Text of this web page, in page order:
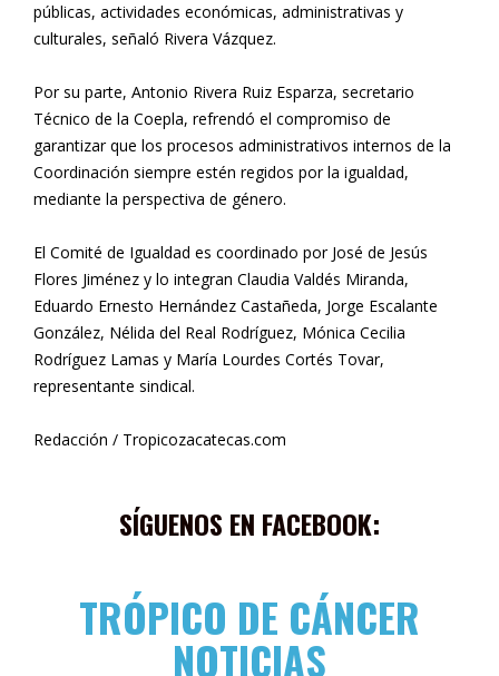
públicas, actividades económicas, administrativas y
culturales, señaló Rivera Vázquez.
Por su parte, Antonio Rivera Ruiz Esparza, secretario
Técnico de la Coepla, refrendó el compromiso de
garantizar que los procesos administrativos internos de la
Coordinación siempre estén regidos por la igualdad,
mediante la perspectiva de género.
El Comité de Igualdad es coordinado por José de Jesús
Flores Jiménez y lo integran Claudia Valdés Miranda,
Eduardo Ernesto Hernández Castañeda, Jorge Escalante
González, Nélida del Real Rodríguez, Mónica Cecilia
Rodríguez Lamas y María Lourdes Cortés Tovar,
representante sindical.
Redacción / Tropicozacatecas.com
SÍGUENOS EN FACEBOOK:
TRÓPICO DE CÁNCER
NOTICIAS